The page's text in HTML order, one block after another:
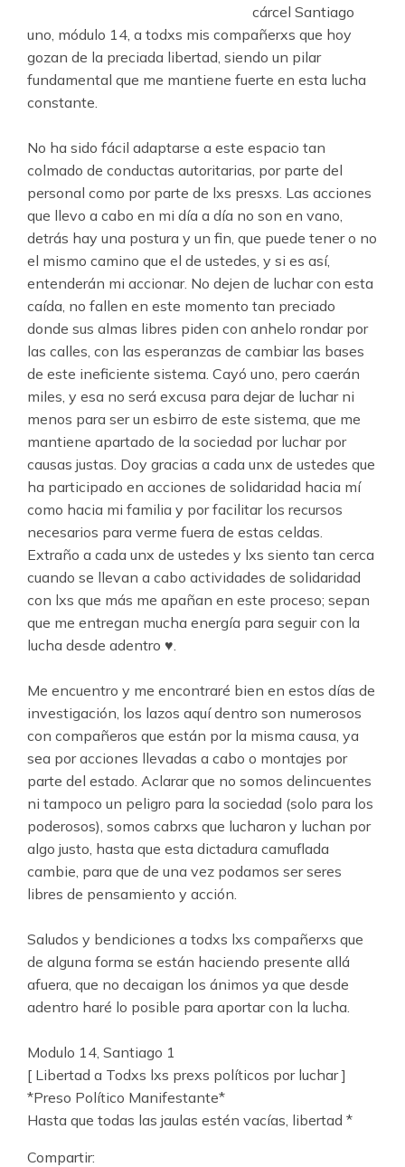
cárcel Santiago
uno, módulo 14, a todxs mis compañerxs que hoy
gozan de la preciada libertad, siendo un pilar
fundamental que me mantiene fuerte en esta lucha
constante.
No ha sido fácil adaptarse a este espacio tan
colmado de conductas autoritarias, por parte del
personal como por parte de lxs presxs. Las acciones
que llevo a cabo en mi día a día no son en vano,
detrás hay una postura y un fin, que puede tener o no
el mismo camino que el de ustedes, y si es así,
entenderán mi accionar. No dejen de luchar con esta
caída, no fallen en este momento tan preciado
donde sus almas libres piden con anhelo rondar por
las calles, con las esperanzas de cambiar las bases
de este ineficiente sistema. Cayó uno, pero caerán
miles, y esa no será excusa para dejar de luchar ni
menos para ser un esbirro de este sistema, que me
mantiene apartado de la sociedad por luchar por
causas justas. Doy gracias a cada unx de ustedes que
ha participado en acciones de solidaridad hacia mí
como hacia mi familia y por facilitar los recursos
necesarios para verme fuera de estas celdas.
Extraño a cada unx de ustedes y lxs siento tan cerca
cuando se llevan a cabo actividades de solidaridad
con lxs que más me apañan en este proceso; sepan
que me entregan mucha energía para seguir con la
lucha desde adentro ♥.
Me encuentro y me encontraré bien en estos días de
investigación, los lazos aquí dentro son numerosos
con compañeros que están por la misma causa, ya
sea por acciones llevadas a cabo o montajes por
parte del estado. Aclarar que no somos delincuentes
ni tampoco un peligro para la sociedad (solo para los
poderosos), somos cabrxs que lucharon y luchan por
algo justo, hasta que esta dictadura camuflada
cambie, para que de una vez podamos ser seres
libres de pensamiento y acción.
Saludos y bendiciones a todxs lxs compañerxs que
de alguna forma se están haciendo presente allá
afuera, que no decaigan los ánimos ya que desde
adentro haré lo posible para aportar con la lucha.
Modulo 14, Santiago 1
[ Libertad a Todxs lxs prexs políticos por luchar ]
*Preso Político Manifestante*
Hasta que todas las jaulas estén vacías, libertad *
Compartir: